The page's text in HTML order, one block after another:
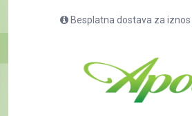
Besplatna dostava za